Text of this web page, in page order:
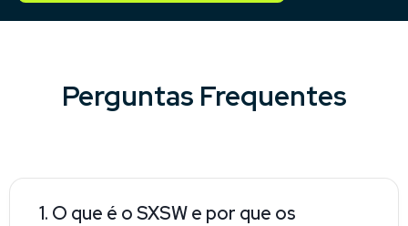
Perguntas Frequentes
1. O que é o SXSW e por que os